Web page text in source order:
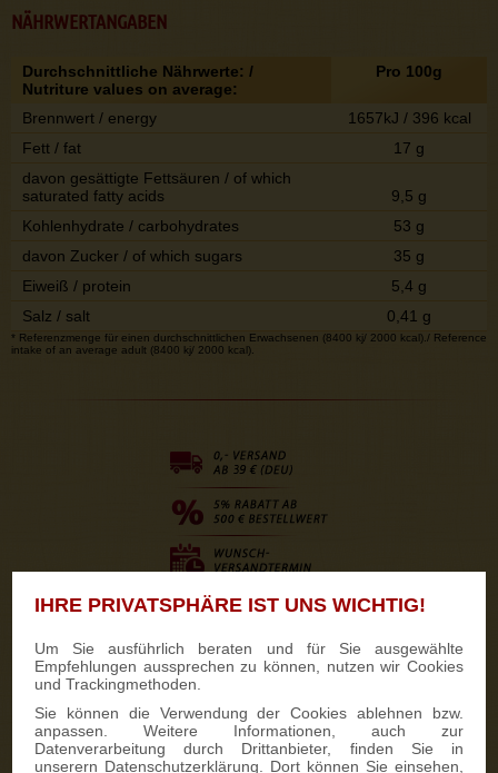
IHRE PRIVATSPHÄRE IST UNS WICHTIG!
Um Sie ausführlich beraten und für Sie ausgewählte
Empfehlungen aussprechen zu können, nutzen wir Cookies
und Trackingmethoden.
Sie können die Verwendung der Cookies ablehnen bzw.
anpassen. Weitere Informationen, auch zur
Datenverarbeitung durch Drittanbieter, finden Sie in
unserern Datenschutzerklärung. Dort können Sie einsehen,
NÄHRWERTANGABEN
Durchschnittliche Nährwerte: /
Nutriture values on average:
Pro 100g
Brennwert / energy
1657kJ / 396 kcal
Fett / fat
17 g
davon gesättigte Fettsäuren / of which
saturated fatty acids
9,5 g
Kohlenhydrate / carbohydrates
53 g
davon Zucker / of which sugars
35 g
Eiweiß / protein
5,4 g
Salz / salt
0,41 g
* Referenzmenge für einen durchschnittlichen Erwachsenen (8400 kj/ 2000 kcal)./ Reference
intake of an average adult (8400 kj/ 2000 kcal).